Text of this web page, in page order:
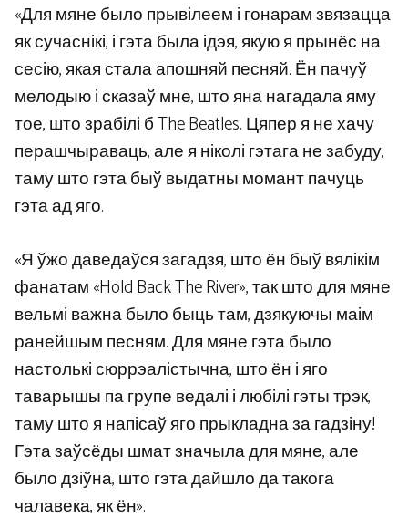
«Для мяне было прывілеем і гонарам звязацца
як сучаснікі, і гэта была ідэя, якую я прынёс на
сесію, якая стала апошняй песняй. Ён пачуў
мелодыю і сказаў мне, што яна нагадала яму
тое, што зрабілі б The Beatles. Цяпер я не хачу
перашчыраваць, але я ніколі гэтага не забуду,
таму што гэта быў выдатны момант пачуць
гэта ад яго.
«Я ўжо даведаўся загадзя, што ён быў вялікім
фанатам «Hold Back The River», так што для мяне
вельмі важна было быць там, дзякуючы маім
ранейшым песням. Для мяне гэта было
настолькі сюррэалістычна, што ён і яго
таварышы па групе ведалі і любілі гэты трэк,
таму што я напісаў яго прыкладна за гадзіну!
Гэта заўсёды шмат значыла для мяне, але
было дзіўна, што гэта дайшло да такога
чалавека, як ён».